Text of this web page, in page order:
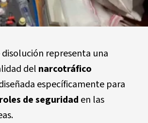
disolución representa una
del narcotráfico
específicamente para
de seguridad en las